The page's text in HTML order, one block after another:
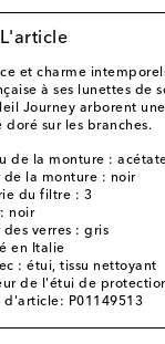
et charme
à ses lunettes de
Journey arborent
doré sur les branches.
de la monture :
de la monture : noir
du filtre : 3
noir
des verres : gris
en Italie
: étui, tissu nettoyant
de l'étui de
d'article: P01149513